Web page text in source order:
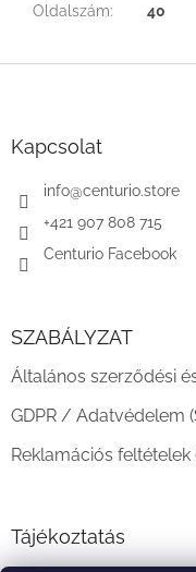
Oldalszám: 40
Kapcsolat
info@centurio.store
+421 907 808 715
Centurio Facebook
SZABÁLYZAT
Általános szerződési
GDPR / Adatvédelem
Reklamációs feltételek
Tájékoztatás